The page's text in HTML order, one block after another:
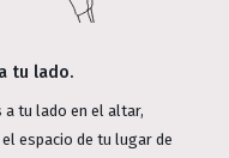
tu lado.
a tu lado en el altar,
espacio de tu lugar de